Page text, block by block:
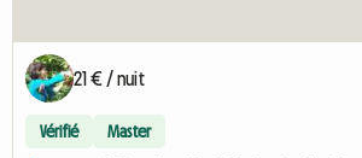
21 € / nuit
Vérifié Master